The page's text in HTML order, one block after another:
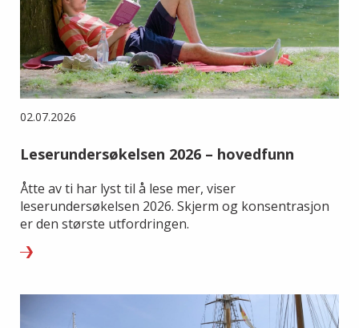
02.07.2026
Leserundersøkelsen 2026 – hovedfunn
Åtte av ti har lyst til å lese mer, viser
leserundersøkelsen 2026. Skjerm og konsentrasjon
er den største utfordringen.